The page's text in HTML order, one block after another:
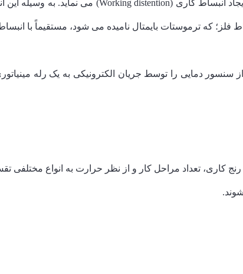
فلز؛ که ترموستات بایمتال نامیده می شود، مستقیماً با
سنسور دمایی را توسط جریان الکترونیکی به یک رله
کاری، تعداد مراحل کار و از نظر حرارت به انواع مختلفی